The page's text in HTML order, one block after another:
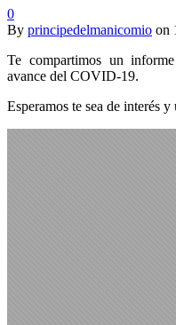
0
By principedelmanicomio on
Te compartimos un
avance del COVID-19.
Esperamos te sea de interés